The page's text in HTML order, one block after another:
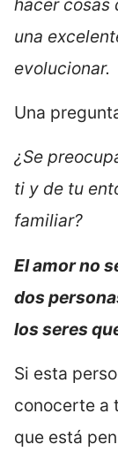
una
evolucionar.
Una
¿Se
ti y de tu
familiar?
El amor no
dos
los seres
Si esta
conocerte a
que está